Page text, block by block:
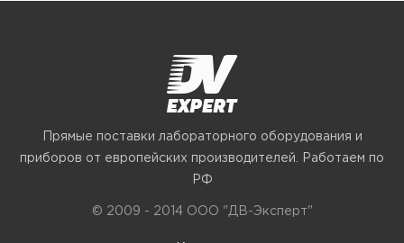
Прямые поставки лабораторного оборудования и
приборов от европейских производителей. Работаем по
РФ
© 2009 - 2014 ООО "ДВ-Эксперт"